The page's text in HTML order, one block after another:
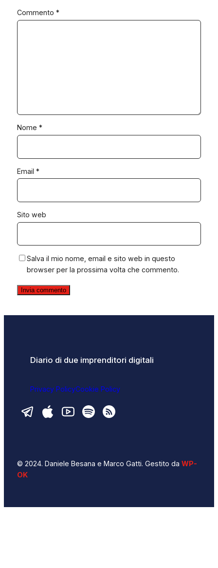
Commento *
Nome *
Email *
Sito web
Salva il mio nome, email e sito web in questo
browser per la prossima volta che commento.
Diario di due imprenditori digitali
Privacy PolicyCookie Policy
© 2024. Daniele Besana e Marco Gatti. Gestito da WP-
OK